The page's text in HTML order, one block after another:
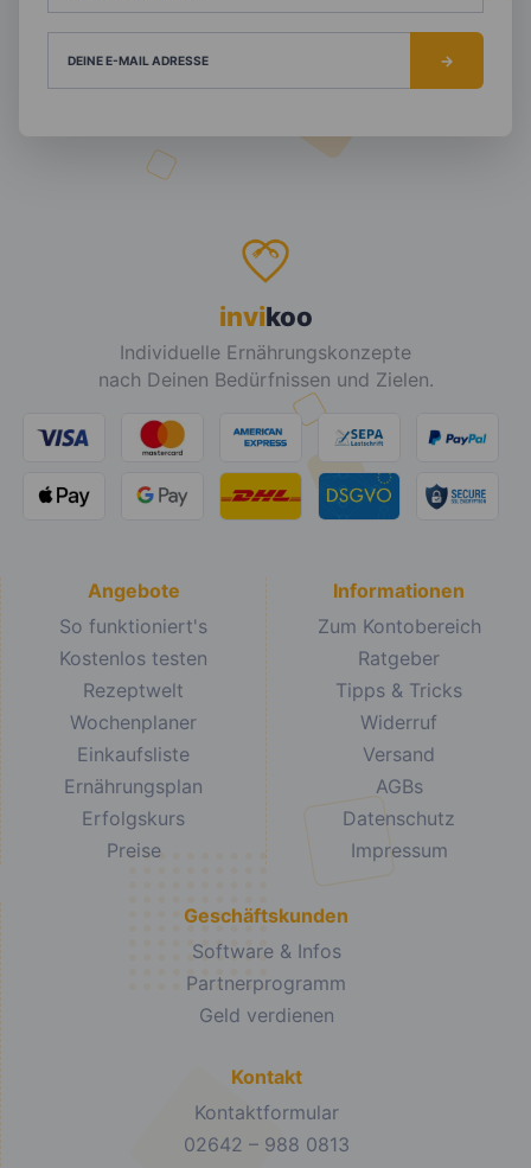
DEINE E-MAIL ADRESSE
invikoo
Individuelle Ernährungskonzepte
nach Deinen Bedürfnissen und Zielen.
Angebote
So funktioniert's
Kostenlos testen
Rezeptwelt
Wochenplaner
Einkaufsliste
Ernährungsplan
Erfolgskurs
Preise
Informationen
Zum Kontobereich
Ratgeber
Tipps & Tricks
Widerruf
Versand
AGBs
Datenschutz
Impressum
Geschäftskunden
Software & Infos
Partnerprogramm
Geld verdienen
Kontakt
Kontaktformular
02642 – 988 0813